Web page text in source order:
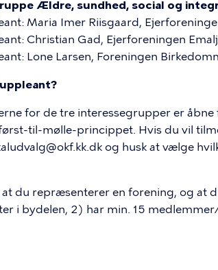
Ældre, sundhed, social og
Maria Imer Riisgaard,
Christian Gad, Ejerforeningen
Lone Larsen, Foreningen
for de tre interessegrupper er
til-mølle-princippet. Hvis du vil
og husk at vælge
at du repræsenterer en forening, og at
i bydelen, 2) har min. 15